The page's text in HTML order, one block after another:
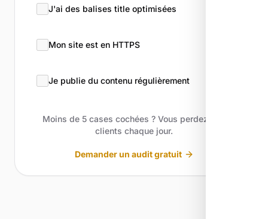
J'ai des balises title optimisées
Mon site est en HTTPS
Je publie du contenu régulièrement
Moins de 5 cases cochées ? Vous perdez des
clients chaque jour.
Demander un audit gratuit